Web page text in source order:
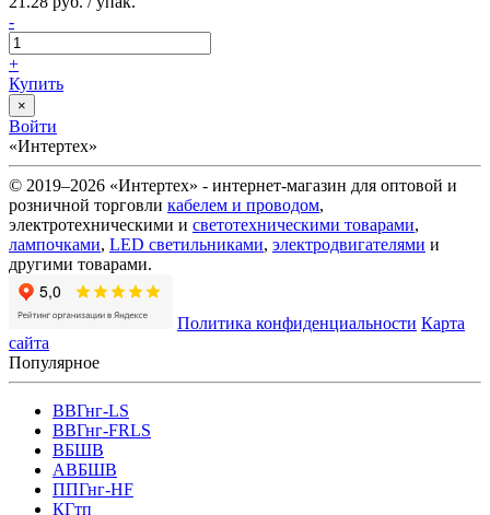
-
+
Купить
×
Войти
«Интертех»
© 2019–2026 «Интертех» - интернет-магазин для оптовой и
розничной торговли кабелем и проводом,
электротехническими и светотехническими товарами,
лампочками, LED светильниками, электродвигателями и
другими товарами.
Политика конфиденциальности Карта
сайта
Популярное
ВВГнг-LS
ВВГнг-FRLS
ВБШВ
АВБШВ
ППГнг-HF
КГтп